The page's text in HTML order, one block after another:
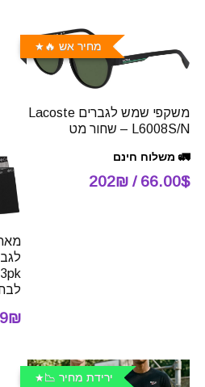
מחיר אש 🔥
משקפי שמש לגברים Lacoste
L6008S/N – שחור מט
🚛 משלוח חינם
66.00$ / 202₪
ירידת מחיר 📉